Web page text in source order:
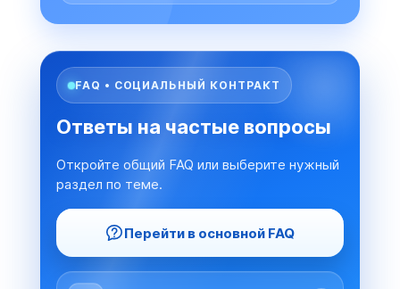
FAQ • СОЦИАЛЬНЫЙ КОНТРАКТ
Ответы на частые вопросы
Откройте общий FAQ или выберите нужный
раздел по теме.
Перейти в основной FAQ